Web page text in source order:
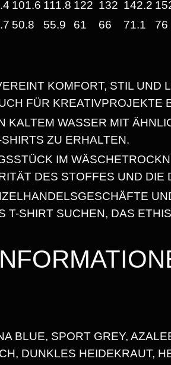
I
C
H
,
A
B
E
R
.
“
101.6 111.8 122 132 142.2
50.8 55.9 61 66 71.1 76
KOMFORT, STIL UND
FÜR KREATIVPROJEKTE
KALTEM WASSER MIT
ZU ERHALTEN.
IM
DES STOFFES UND
T-SHIRT SUCHEN, DAS
BLUE, SPORT GREY,
DUNKLES HEIDEKRAUT,